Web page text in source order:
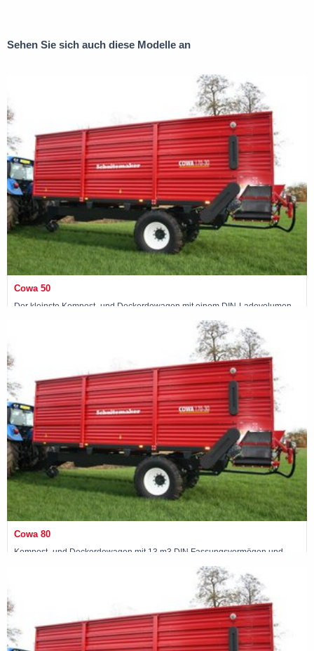
Sehen Sie sich auch diese Modelle an
Cowa 50
Der kleinste Kompost- und Deckerdewagen mit einem DIN-Ladevolumen
Maschine ansehen »
Cowa 80
Kompost- und Deckerdewagen mit 13 m3 DIN Fassungsvermögen und
Maschine ansehen »